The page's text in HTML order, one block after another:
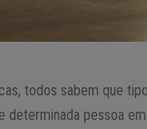
todos sabem que
determinada pessoa